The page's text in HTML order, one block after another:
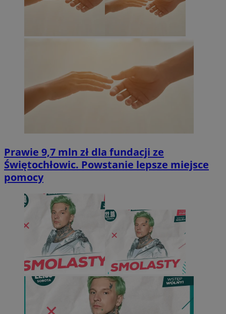
Prawie 9,7 mln zł dla fundacji ze
Świętochłowic. Powstanie lepsze miejsce
pomocy